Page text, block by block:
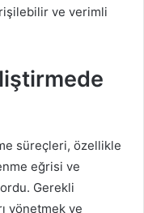
ve verimli
süreçleri, özellikle
eğrisi ve
Gerekli
yönetmek ve